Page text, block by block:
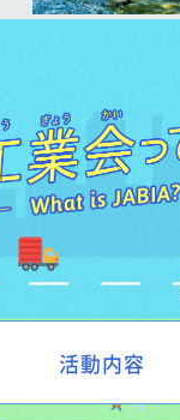
活動内容